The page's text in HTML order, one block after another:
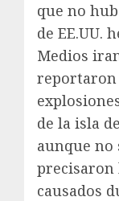
que no
de EE.UU.
Medios
reportaron
de la isla
aunque no
precisaron
causados